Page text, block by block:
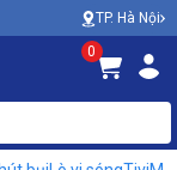
TP. Hà Nội
0